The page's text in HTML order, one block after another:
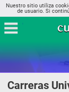
Nuestro sitio utiliza
de usuario. Si
Carreras